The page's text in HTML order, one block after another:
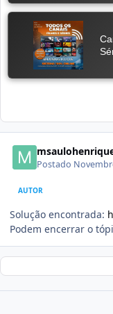
Postado
AUTOR
Solução encontrada:
Podem encerrar o